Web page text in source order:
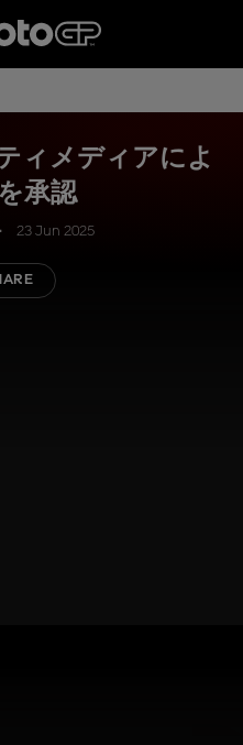
ィメディアによ
承認
23 Jun 2025